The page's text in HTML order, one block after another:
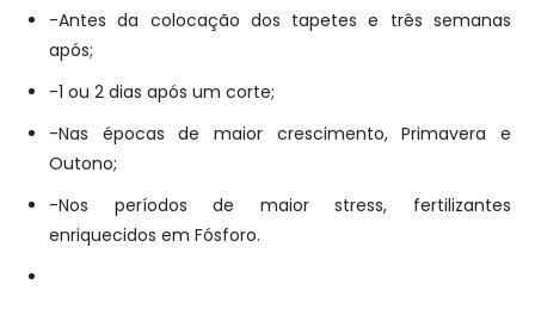
-Antes da colocação dos tapetes e três semanas
após;
-1 ou 2 dias após um corte;
-Nas épocas de maior crescimento, Primavera e
Outono;
-Nos períodos de maior stress, fertilizantes
enriquecidos em Fósforo.